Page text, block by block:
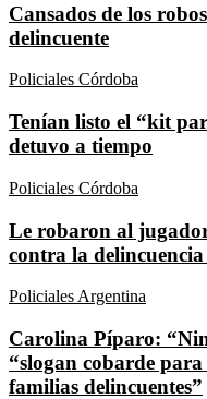
Cansados de los
delincuente
Policiales Córdoba
Tenían listo el “kit
detuvo a tiempo
Policiales Córdoba
Le robaron al
contra la
Policiales Argentina
Carolina Píparo:
“slogan cobarde
familias delincuentes”